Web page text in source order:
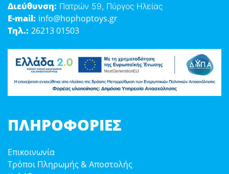
Διεύθυνση: Πατρών 59, Πύργος Ηλείας
E-mail: info@hophoptoys.gr
Τηλ.: 26213 01503
ΠΛΗΡΟΦΟΡΊΕΣ
Επικοινωνία
Τρόποι Πληρωμής & Αποστολής